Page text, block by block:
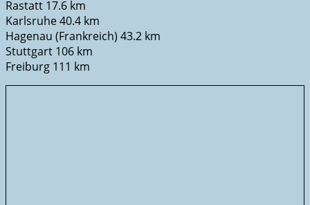
Rastatt 17.6 km
Karlsruhe 40.4 km
Hagenau (Frankreich) 43.2 km
Stuttgart 106 km
Freiburg 111 km